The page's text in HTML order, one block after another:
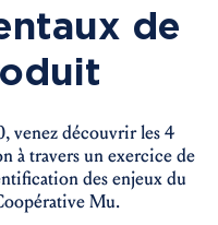
de
venez découvrir les 4
à travers un exercice de
des enjeux du
Mu.